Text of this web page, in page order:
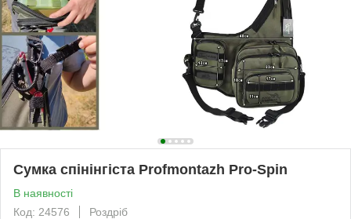
Cумка спінінгіста Profmontazh Pro-Spin
В наявності
Код: 24576
Роздріб